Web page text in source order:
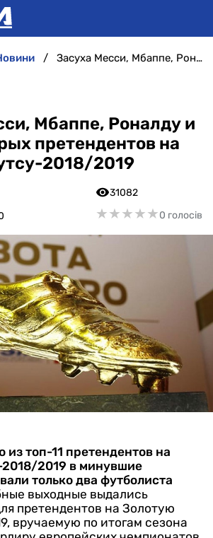
новини Засуха Месси, Мбаппе, Роналду и еще шестерых претендентов на Золотую бутсу-2018/2019
Мбаппе, Роналду и
претендентов на
2018/2019
31082
★★★★★
★★★★★0 голосів
топ-11 претендентов на
2019 в минувшие
только два футболиста
выходные выдались
претендентов на Золотую
вручаемую по итогам сезона